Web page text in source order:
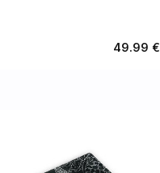
49.99 €